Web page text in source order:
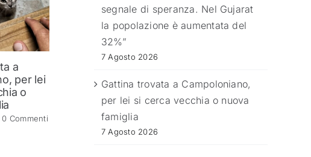
a
per lei
o
0 Commenti
segnale di speranza. Nel Gujarat
la popolazione è aumentata del
32%”
7 Agosto 2026
Gattina trovata a Campoloniano,
per lei si cerca vecchia o nuova
famiglia
7 Agosto 2026